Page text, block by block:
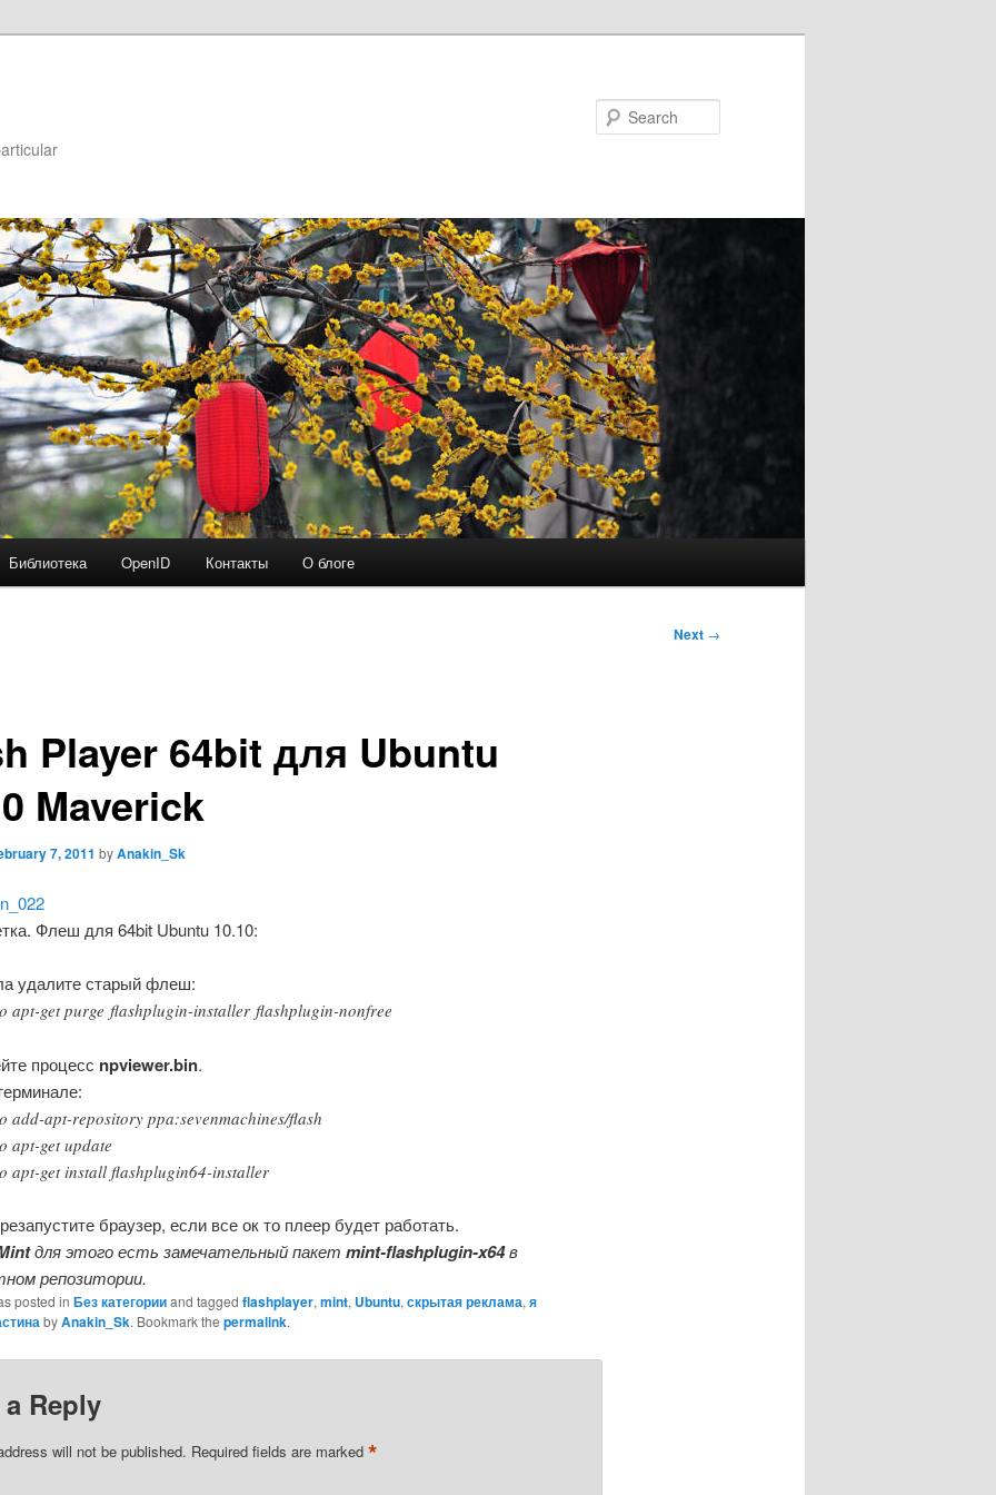
Библиотека OpenID Контакты О блоге
Next →
Player 64bit для Ubuntu
Maverick
7, 2011 byAnakin_Sk
Флеш для 64bit Ubuntu 10.10:
удалите старый флеш:
apt-get purge flashplugin-installer flashplugin-nonfree
процесс npviewer.bin.
add-apt-repository ppa:sevenmachines/flash
apt-get update
apt-get install flashplugin64-installer
браузер, если все ок то плеер будет работать.
для этого есть замечательный пакет mint-flashplugin-x64в
репозитории.
posted in Без категорииand tagged flashplayer, mint, Ubuntu, скрытая реклама, я
byAnakin_Sk. Bookmark the permalink.
a Reply
will not be published. Required fields are marked *